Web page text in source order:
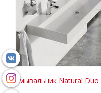
Умывальник Natural Duo